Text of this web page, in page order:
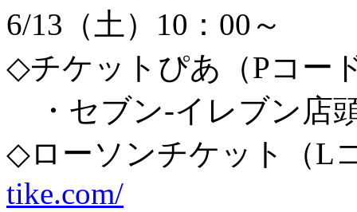
6/13（土）10：00～
◇チケットぴあ（Pコー
・セブン-イレブン店
◇ローソンチケット（L
tike.com/